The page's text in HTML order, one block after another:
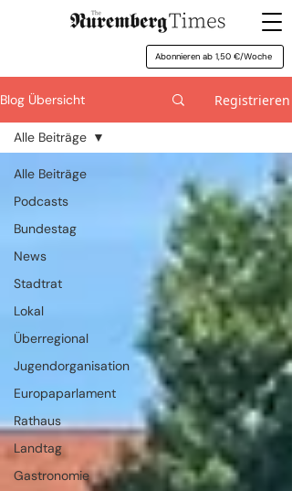
Abonnieren ab 1,50 €/Woche
Blog Übersicht Registrieren
Alle Beiträge
Podcasts
Bundestag
News
Stadtrat
Lokal
Überregional
Jugendorganisation
Europaparlament
Rathaus
Landtag
Gastronomie
Alle Beiträge